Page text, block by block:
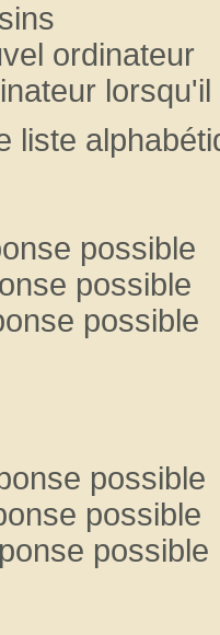
ordinateur
lorsqu'il
liste
possible
possible
possible
possible
possible
possible